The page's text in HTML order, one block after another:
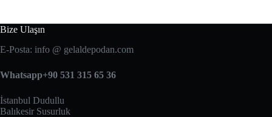
Bize Ulaşın
E-Posta: info @ gelaldepodan.com
Whatsapp+90 531 315 65 36
İstanbul Dudullu
Balıkesir Susurluk